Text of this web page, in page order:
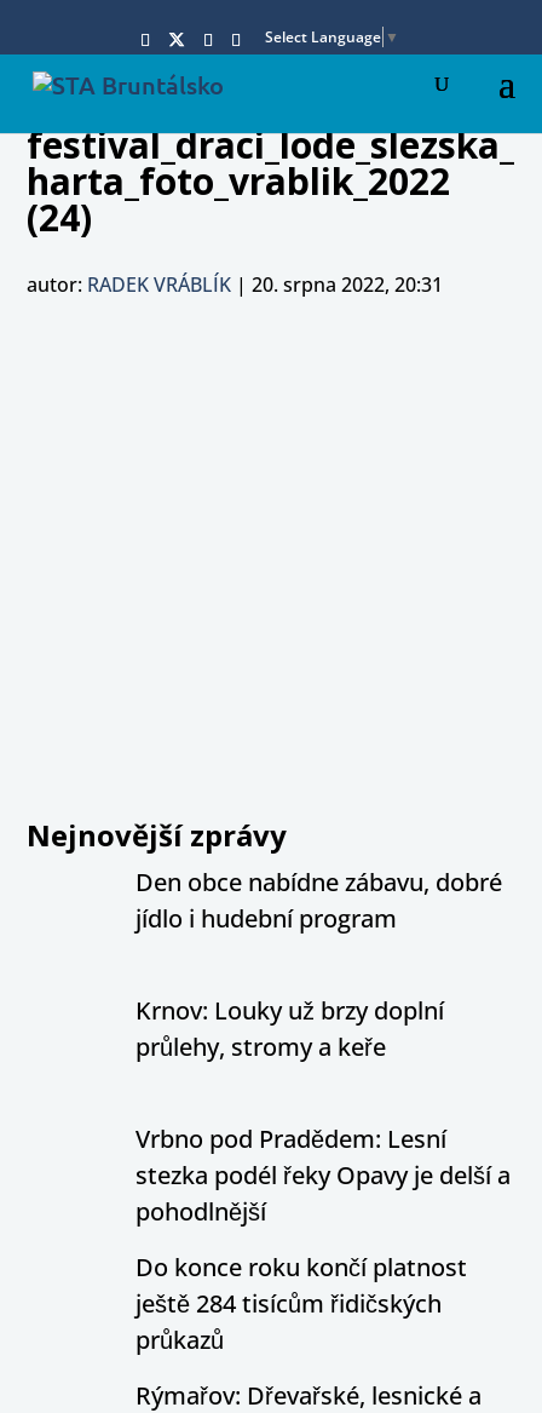
Select Language ▼
festival_draci_lode_slezska_
harta_foto_vrablik_2022
(24)
autor: RADEK VRÁBLÍK |20. srpna 2022, 20:31
Nejnovější zprávy
Den obce nabídne zábavu, dobré
jídlo i hudební program
Krnov: Louky už brzy doplní
průlehy, stromy a keře
Vrbno pod Pradědem: Lesní
stezka podél řeky Opavy je delší a
pohodlnější
Do konce roku končí platnost
ještě 284 tisícům řidičských
průkazů
Rýmařov: Dřevařské, lesnické a